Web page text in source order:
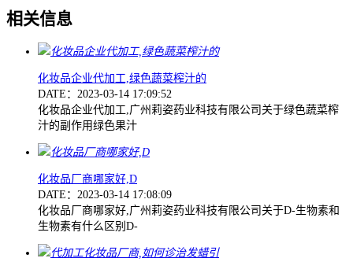
相关信息
化妆品企业代加工,绿色蔬菜榨汁的
DATE：2023-03-14 17:09:52
化妆品企业代加工,广州莉姿药业科技有限公司关于绿色蔬菜榨
汁的副作用绿色果汁
化妆品厂商哪家好,D
DATE：2023-03-14 17:08:09
化妆品厂商哪家好,广州莉姿药业科技有限公司关于D-生物素和
生物素有什么区别D-